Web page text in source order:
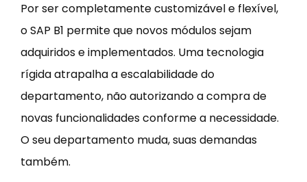
Por ser completamente customizável e flexível,
o SAP B1 permite que novos módulos sejam
adquiridos e implementados. Uma tecnologia
rígida atrapalha a escalabilidade do
departamento, não autorizando a compra de
novas funcionalidades conforme a necessidade.
O seu departamento muda, suas demandas
também.